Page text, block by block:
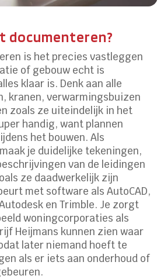
documenteren?
is het precies vastleggen
of gebouw echt is
klaar is. Denk aan alle
kranen, verwarmingsbuizen
zoals ze uiteindelijk in het
handig, want plannen
het bouwen. Als
je duidelijke tekeningen,
van de leidingen
ze daadwerkelijk zijn
met software als AutoCAD,
en Trimble. Je zorgt
woningcorporaties als
Heijmans kunnen zien waar
later niemand hoeft te
als er iets aan onderhoud of